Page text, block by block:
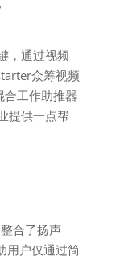
，通过视频
众筹视频
工作助推器
提供一点帮
合了扬声
用户仅通过简